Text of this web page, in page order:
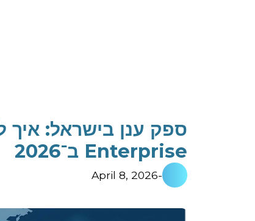
ספק ענן בישראל: איך
Enterprise ב־2026
-
April 8, 2026